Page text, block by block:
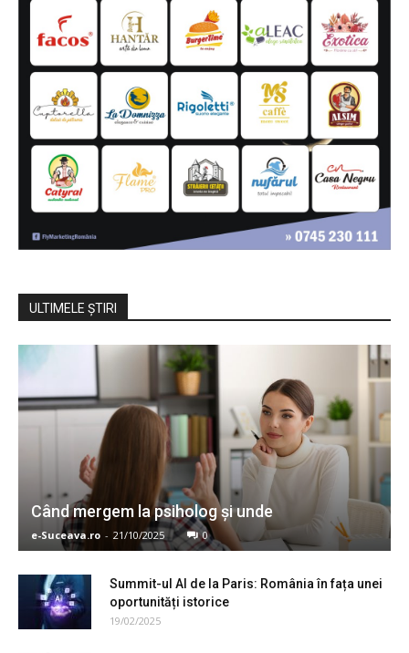
ULTIMELE ŞTIRI
Când mergem la psiholog şi unde
e-Suceava.ro - 21/10/2025 0
Summit-ul AI de la Paris: România în fața unei
oportunități istorice
19/02/2025